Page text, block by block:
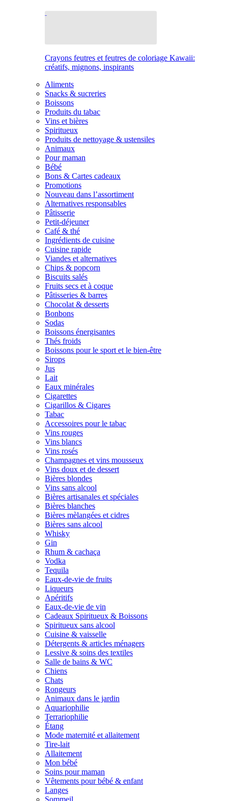
Crayons feutres et feutres de coloriage Kawaii:
créatifs, mignons, inspirants
Aliments
Snacks & sucreries
Boissons
Produits du tabac
Vins et bières
Spiritueux
Produits de nettoyage & ustensiles
Animaux
Pour maman
Bébé
Bons & Cartes cadeaux
Promotions
Nouveau dans l’assortiment
Alternatives responsables
Pâtisserie
Petit-déjeuner
Café & thé
Ingrédients de cuisine
Cuisine rapide
Viandes et alternatives
Chips & popcorn
Biscuits salés
Fruits secs et à coque
Pâtisseries & barres
Chocolat & desserts
Bonbons
Sodas
Boissons énergisantes
Thés froids
Boissons pour le sport et le bien-être
Sirops
Jus
Lait
Eaux minérales
Cigarettes
Cigarillos & Cigares
Tabac
Accessoires pour le tabac
Vins rouges
Vins blancs
Vins rosés
Champagnes et vins mousseux
Vins doux et de dessert
Bières blondes
Vins sans alcool
Bières artisanales et spéciales
Bières blanches
Bières mèlangées et cidres
Bières sans alcool
Whisky
Gin
Rhum & cachaça
Vodka
Tequila
Eaux-de-vie de fruits
Liqueurs
Apéritifs
Eaux-de-vie de vin
Cadeaux Spiritueux & Boissons
Spiritueux sans alcool
Cuisine & vaisselle
Détergents & articles ménagers
Lessive & soins des textiles
Salle de bains & WC
Chiens
Chats
Rongeurs
Animaux dans le jardin
Aquariophilie
Terrariophilie
Étang
Mode maternité et allaitement
Tire-lait
Allaitement
Mon bébé
Soins pour maman
Vêtements pour bébé & enfant
Langes
Sommeil